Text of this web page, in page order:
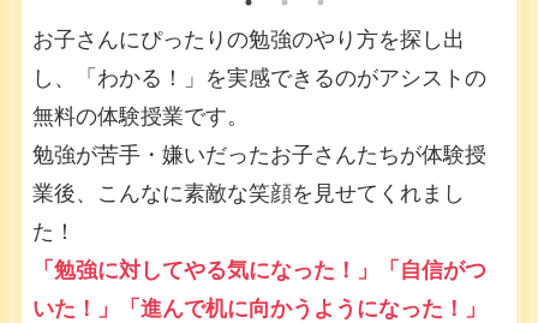
お子さんにぴったりの勉強のやり方を探し出
し、「わかる！」を実感できるのがアシストの
無料の体験授業です。
勉強が苦手・嫌いだったお子さんたちが体験授
業後、こんなに素敵な笑顔を見せてくれまし
た！
「勉強に対してやる気になった！」「自信がつ
いた！」「進んで机に向かうようになった！」